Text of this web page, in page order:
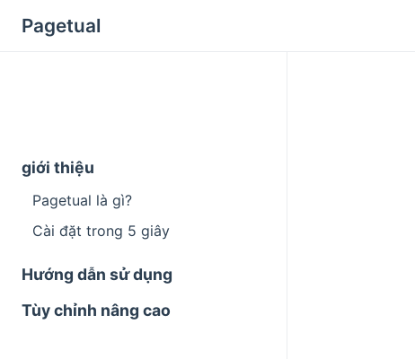
Pagetual
giới thiệu
Pagetual là gì?
Cài đặt trong 5 giây
Hướng dẫn sử dụng
Tùy chỉnh nâng cao